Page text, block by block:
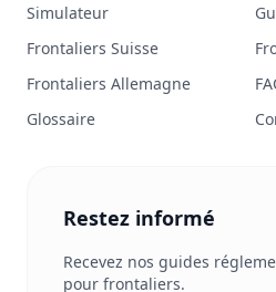
Simulateur
Frontaliers Suisse
Frontaliers Allemagne
Glossaire
Restez informé
Recevez nos guides
pour frontaliers.